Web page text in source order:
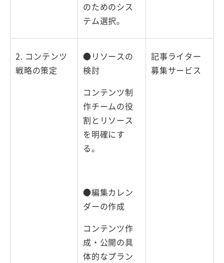
のためのシス
テム選択。
2. コンテンツ
戦略の策定
●リソースの
検討
コンテンツ制
作チームの役
割とリソース
を明確にす
る。
●編集カレン
ダーの作成
コンテンツ作
成・公開の具
体的なプラン
記事ライター
募集サービス